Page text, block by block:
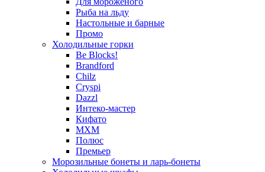
Рыба на льду
Настольные и барные
Промо
Холодильные горки
Be Blocks!
Brandford
Chilz
Cryspi
Dazzl
Интеко-мастер
Кифато
МХМ
Полюс
Премьер
Морозильные бонеты и ларь-бонеты